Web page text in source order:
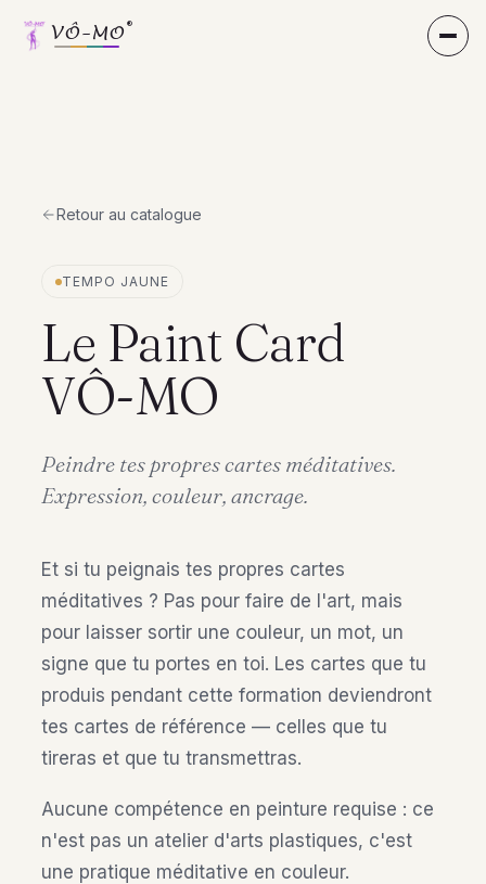
VÔ-MO ®
Retour au catalogue
TEMPO JAUNE
Le Paint Card
VÔ-MO
Peindre tes propres cartes méditatives.
Expression, couleur, ancrage.
Et si tu peignais tes propres cartes
méditatives ? Pas pour faire de l'art, mais
pour laisser sortir une couleur, un mot, un
signe que tu portes en toi. Les cartes que tu
produis pendant cette formation deviendront
tes cartes de référence — celles que tu
tireras et que tu transmettras.
Aucune compétence en peinture requise : ce
n'est pas un atelier d'arts plastiques, c'est
une pratique méditative en couleur.